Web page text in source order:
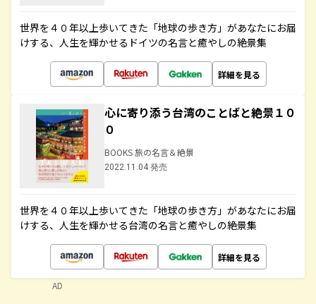
世界を４０年以上歩いてきた「地球の歩き方」があなたにお届
けする、人生を輝かせるドイツの名言と癒やしの絶景集
詳細を見る
心に寄り添う台湾のことばと絶景１０
０
BOOKS 旅の名言＆絶景
2022.11.04 発売
世界を４０年以上歩いてきた「地球の歩き方」があなたにお届
けする、人生を輝かせる台湾の名言と癒やしの絶景集
詳細を見る
AD